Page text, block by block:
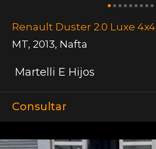
Renault Duster 2.0 Luxe 4x4
MT, 2013, Nafta
Martelli E Hijos
Consultar